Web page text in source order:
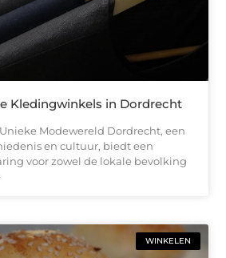
Kledingwinkels in Dordrecht
Modewereld Dordrecht, een
en cultuur, biedt een
voor zowel de lokale bevolking
WINKELEN